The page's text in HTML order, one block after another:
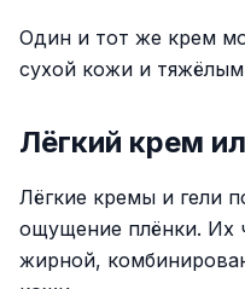
Один и тот же крем
сухой кожи и
Лёгкий крем
Лёгкие кремы и гели
ощущение плёнки. Их
жирной,